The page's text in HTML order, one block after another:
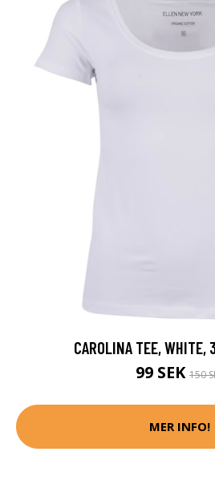
CAROLINA TEE, WHITE,
99 SEK 150
MER INFO!